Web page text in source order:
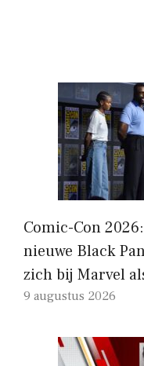
Comic-Con
nieuwe Black
zich bij Marvel
9 augustus 2026